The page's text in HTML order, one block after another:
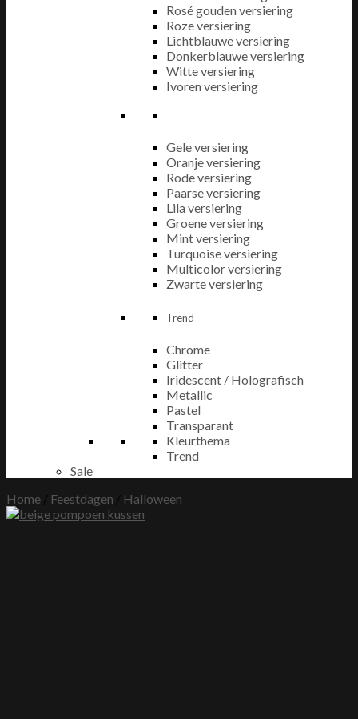
Rosé gouden versiering
Roze versiering
Lichtblauwe versiering
Donkerblauwe versiering
Witte versiering
Ivoren versiering
Gele versiering
Oranje versiering
Rode versiering
Paarse versiering
Lila versiering
Groene versiering
Mint versiering
Turquoise versiering
Multicolor versiering
Zwarte versiering
Trend
Chrome
Glitter
Iridescent / Holografisch
Metallic
Pastel
Transparant
Kleurthema
Trend
Sale
Home
Feestdagen Halloween